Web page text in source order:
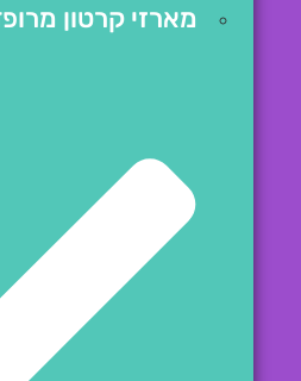
מארזי קרטון